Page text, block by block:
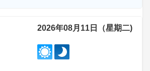
2026年08月11日（星期二)